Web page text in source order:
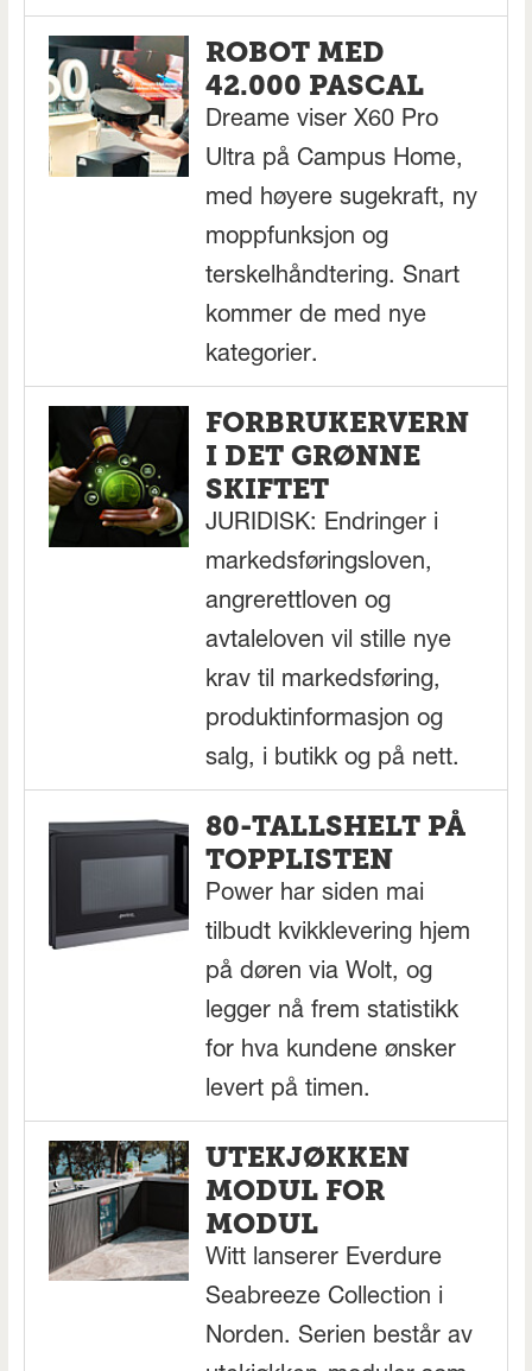
ROBOT MED
42.000 PASCAL
Dreame viser X60 Pro
Ultra på Campus Home,
med høyere sugekraft, ny
moppfunksjon og
terskelhåndtering. Snart
kommer de med nye
kategorier.
FORBRUKERVERN
I DET GRØNNE
SKIFTET
JURIDISK: Endringer i
markedsføringsloven,
angrerettloven og
avtaleloven vil stille nye
krav til markedsføring,
produktinformasjon og
salg, i butikk og på nett.
80-TALLSHELT PÅ
TOPPLISTEN
Power har siden mai
tilbudt kvikklevering hjem
på døren via Wolt, og
legger nå frem statistikk
for hva kundene ønsker
levert på timen.
UTEKJØKKEN
MODUL FOR
MODUL
Witt lanserer Everdure
Seabreeze Collection i
Norden. Serien består av